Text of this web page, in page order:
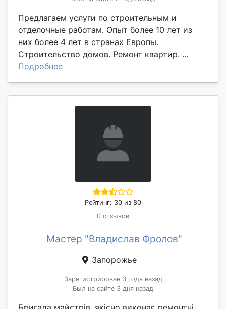
Предлагаем услуги по строительным и
отделочные работам. Опыт более 10 лет из
них более 4 лет в странах Европы.
Строительство домов. Ремонт квартир. ...
Подробнее
Рейтинг: 30 из 80
0 отзывов
Мастер "Владислав Фролов"
Запорожье
Зарегистрирован 3 года назад
Был на сайте 3 дня назад